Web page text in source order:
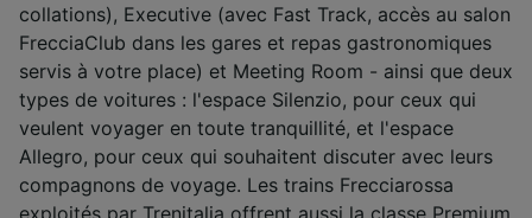
collations), Executive (avec Fast Track, accès au salon
FrecciaClub dans les gares et repas gastronomiques
servis à votre place) et Meeting Room - ainsi que deux
types de voitures : l'espace Silenzio, pour ceux qui
veulent voyager en toute tranquillité, et l'espace
Allegro, pour ceux qui souhaitent discuter avec leurs
compagnons de voyage. Les trains Frecciarossa
exploités par Trenitalia offrent aussi la classe Premium